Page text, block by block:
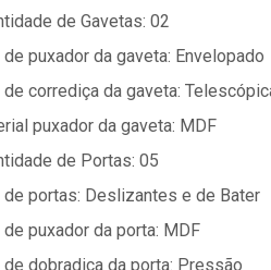
de Gavetas: 02
puxador da gaveta: Envelopado
de corrediça da gaveta:
puxador da gaveta: MDF
de Portas: 05
de portas: Deslizantes e de Bater
puxador da porta: MDF
de dobradiça da porta: Pressão